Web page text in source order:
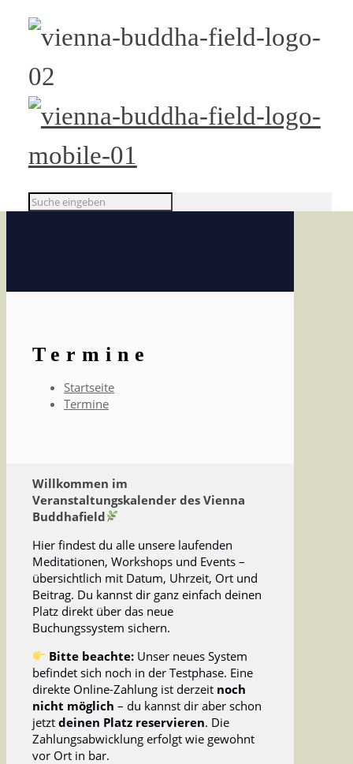
Termine
Startseite
Termine
Willkommen im
Veranstaltungskalender des Vienna
Buddhafield
Hier findest du alle unsere laufenden
Meditationen, Workshops und Events –
übersichtlich mit Datum, Uhrzeit, Ort und
Beitrag. Du kannst dir ganz einfach deinen
Platz direkt über das neue
Buchungssystem sichern.
Bitte beachte: Unser neues System
befindet sich noch in der Testphase. Eine
direkte Online-Zahlung ist derzeit noch
nicht möglich – du kannst dir aber schon
jetzt deinen Platz reservieren. Die
Zahlungsabwicklung erfolgt wie gewohnt
vor Ort in bar.